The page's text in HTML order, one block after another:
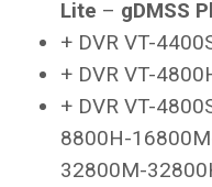
Lite – gDMSS
+ DVR VT-
+ DVR VT-
+ DVR VT-
8800H-
32800M-